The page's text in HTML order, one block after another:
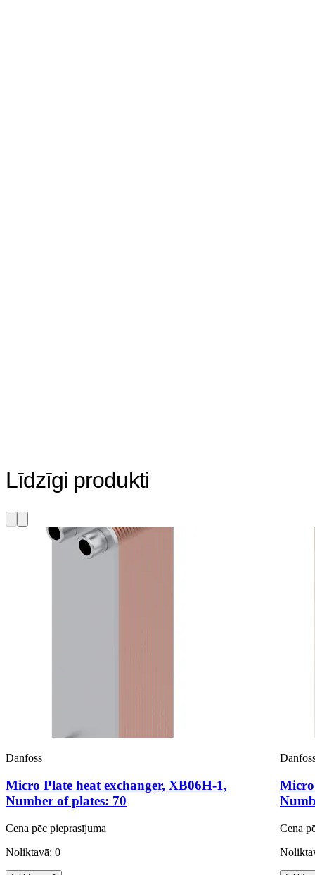
Līdzīgi produkti
Danfoss
Micro Plate heat exchanger, XB06H-1,
Number of plates: 70
Cena pēc pieprasījuma
Noliktavā: 0
Micro
Cena